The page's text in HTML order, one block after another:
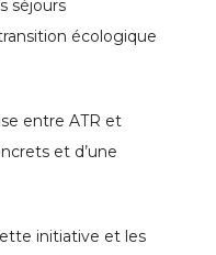
séjours
écologique
entre ATR et
et d’une
initiative et les